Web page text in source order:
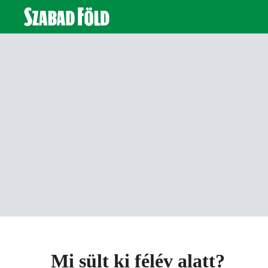
Mi sült ki félév alatt?